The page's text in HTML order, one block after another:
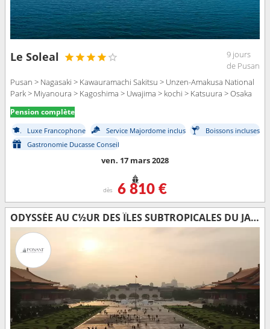
Le Soleal
9 jours
de Pusan
Pusan > Nagasaki > Kawauramachi Sakitsu > Unzen-Amakusa National
Park > Miyanoura > Kagoshima > Uwajima > kochi > Katsuura > Osaka
Pension complète
Luxe Francophone Service Majordome inclus
Boissons incluses
Gastronomie Ducasse Conseil
ven. 17 mars 2028
dès 6 810 €
ODYSSÉE AU C½UR DES ÎLES SUBTROPICALES DU JAPON